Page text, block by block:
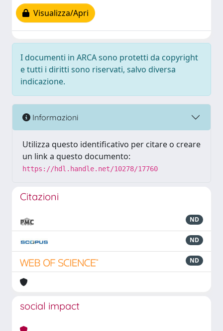
Visualizza/Apri
I documenti in ARCA sono protetti da copyright
e tutti i diritti sono riservati, salvo diversa
indicazione.
Informazioni
Utilizza questo identificativo per citare o creare
un link a questo documento:
https://hdl.handle.net/10278/17760
Citazioni
ND
ND
ND
social impact